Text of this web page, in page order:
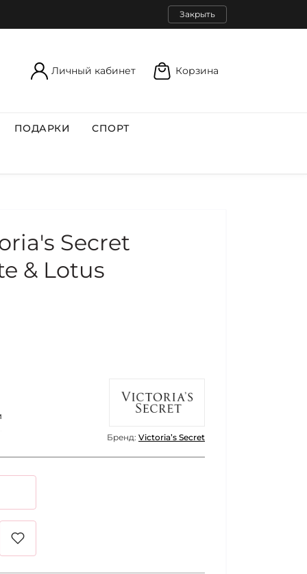
Закрыть
Личный кабинет Корзина
ПОДАРКИ СПОРТ
Secret
& Lotus
Бренд: Victoria’s Secret